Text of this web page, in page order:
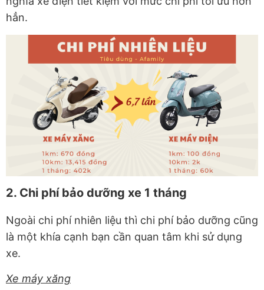
hẳn.
2. Chi phí bảo dưỡng xe 1 tháng
Ngoài chi phí nhiên liệu thì chi phí bảo dưỡng cũng
là một khía cạnh bạn cần quan tâm khi sử dụng
xe.
Xe máy xăng